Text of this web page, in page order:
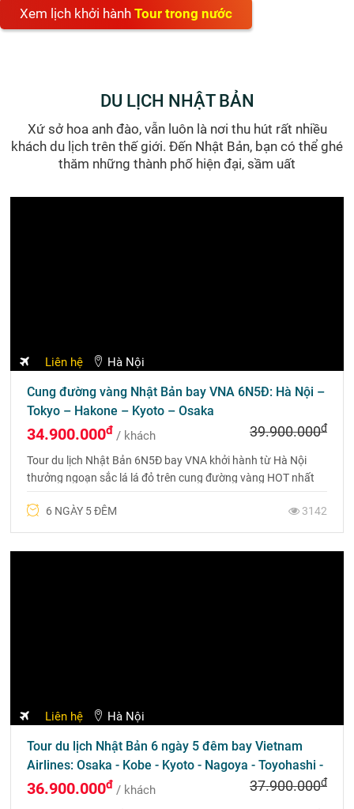
Xem lịch khởi hành Tour trong nước
DU LỊCH NHẬT BẢN
Xứ sở hoa anh đào, vẫn luôn là nơi thu hút rất nhiều
khách du lịch trên thế giới. Đến Nhật Bản, bạn có thể ghé
thăm những thành phố hiện đại, sầm uất
Liên hệ Hà Nội
Cung đường vàng Nhật Bản bay VNA 6N5Đ: Hà Nội –
Tokyo – Hakone – Kyoto – Osaka
34.900.000đ / khách 39.900.000đ
Tour du lịch Nhật Bản 6N5Đ bay VNA khởi hành từ Hà Nội
thưởng ngoạn sắc lá lá đỏ trên cung đường vàng HOT nhất
6 NGÀY 5 ĐÊM
3142
Liên hệ Hà Nội
Tour du lịch Nhật Bản 6 ngày 5 đêm bay Vietnam
Airlines: Osaka - Kobe - Kyoto - Nagoya - Toyohashi -
Phú Sỹ - Tokyo
36.900.000đ / khách 37.900.000đ